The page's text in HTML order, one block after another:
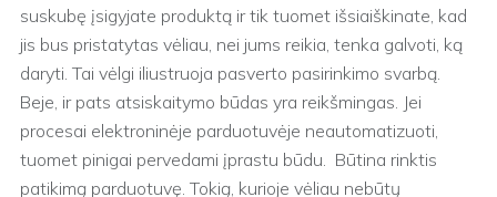
suskubę įsigyjate produktą ir tik tuomet išsiaiškinate, kad
jis bus pristatytas vėliau, nei jums reikia, tenka galvoti, ką
daryti. Tai vėlgi iliustruoja pasverto pasirinkimo svarbą.
Beje, ir pats atsiskaitymo būdas yra reikšmingas. Jei
procesai elektroninėje parduotuvėje neautomatizuoti,
tuomet pinigai pervedami įprastu būdu. Būtina rinktis
patikimą parduotuvę. Tokią, kurioje vėliau nebūtų